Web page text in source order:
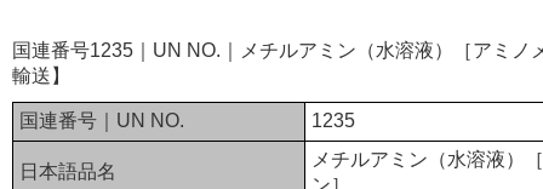
国連番号1235｜UN NO.｜メチルアミン（水溶液）［アミノ
輸送】
国連番号｜UN NO. 1235
日本語品名
メチルアミン（水溶液）
ン］